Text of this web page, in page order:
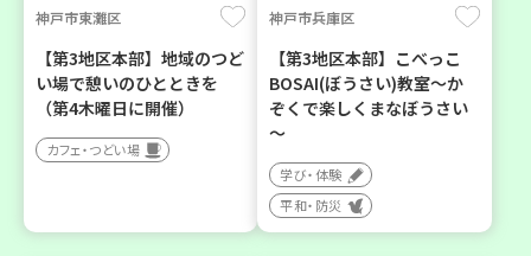
神戸市東灘区
【第3地区本部】地域のつど
い場で憩いのひとときを
（第4木曜日に開催）
カフェ・つどい場
神戸市兵庫区
【第3地区本部】こべっこ
BOSAI(ぼうさい)教室～か
ぞくで楽しくまなぼうさい
～
学び・体験
平和・防災